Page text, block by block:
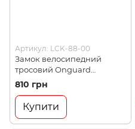
Артикул: LCK-88-00
Замок велосипедний
тросовий Onguard
Doberman, кодовий, 240см
х 12мм, Yellow (LCK-88-00)
810 грн
Купити